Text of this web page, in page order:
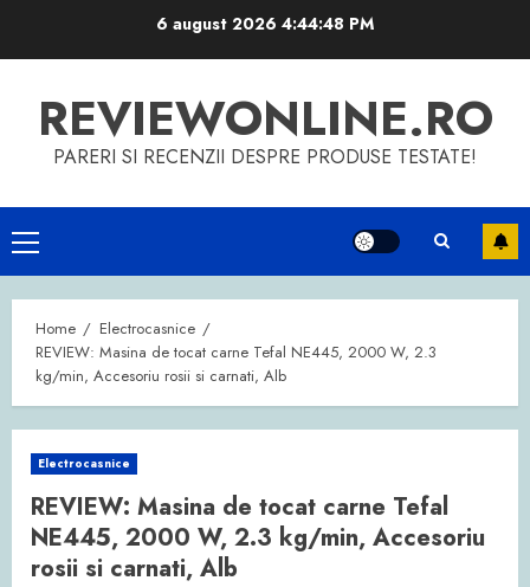
6 august 2026 4:44:48 PM
REVIEWONLINE.RO
PARERI SI RECENZII DESPRE PRODUSE TESTATE!
Primary
Menu
Home
Electrocasnice
REVIEW: Masina de tocat carne Tefal NE445, 2000 W, 2.3
kg/min, Accesoriu rosii si carnati, Alb
Electrocasnice
REVIEW: Masina de tocat carne Tefal
NE445, 2000 W, 2.3 kg/min, Accesoriu
rosii si carnati, Alb